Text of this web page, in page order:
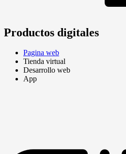
Productos digitales
Pagina web
Tienda virtual
Desarrollo web
App